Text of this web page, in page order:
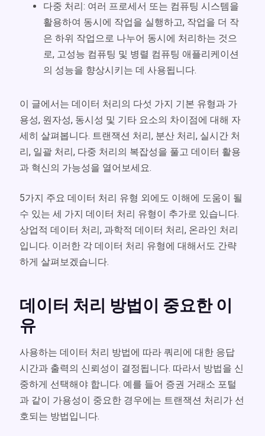
다중 처리: 여러 프로세서 또는 컴퓨팅 시스템을
활용하여 동시에 작업을 실행하고, 작업을 더 작
은 하위 작업으로 나누어 동시에 처리하는 것으
로, 고성능 컴퓨팅 및 병렬 컴퓨팅 애플리케이션
의 성능을 향상시키는 데 사용됩니다.
이 글에서는 데이터 처리의 다섯 가지 기본 유형과 가
용성, 원자성, 동시성 및 기타 요소의 차이점에 대해 자
세히 살펴봅니다. 트랜잭션 처리, 분산 처리, 실시간 처
리, 일괄 처리, 다중 처리의 복잡성을 풀고 데이터 활용
과 혁신의 가능성을 열어보세요.
5가지 주요 데이터 처리 유형 외에도 이해에 도움이 될
수 있는 세 가지 데이터 처리 유형이 추가로 있습니다.
상업적 데이터 처리, 과학적 데이터 처리, 온라인 처리
입니다. 이러한 각 데이터 처리 유형에 대해서도 간략
하게 살펴보겠습니다.
데이터 처리 방법이 중요한 이
유
사용하는 데이터 처리 방법에 따라 쿼리에 대한 응답
시간과 출력의 신뢰성이 결정됩니다. 따라서 방법을 신
중하게 선택해야 합니다. 예를 들어 증권 거래소 포털
과 같이 가용성이 중요한 경우에는 트랜잭션 처리가 선
호되는 방법입니다.